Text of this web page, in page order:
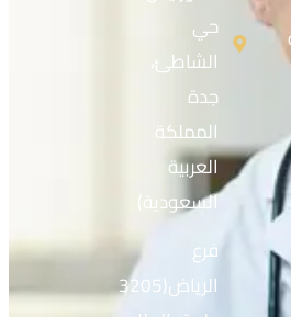
حي
الشاطئ،
جدة
المملكة
العربية
السعودية)
فرع
الرياض(3205